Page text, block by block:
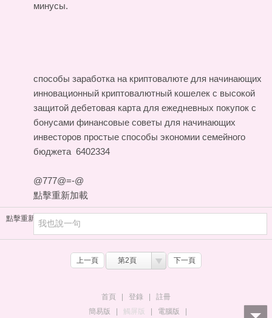
минусы.
способы заработка на криптовалюте для начинающих
инновационный криптовалютный кошелек с высокой
защитой дебетовая карта для ежедневных покупок с
бонусами финансовые советы для начинающих
инвесторов простые способы экономии семейного
бюджета 6402334
@777@=-@
點擊重新加載
點擊重新加載
上一頁 第2頁 下一頁
首頁 登錄
註冊
簡易版
觸屏版 電腦版